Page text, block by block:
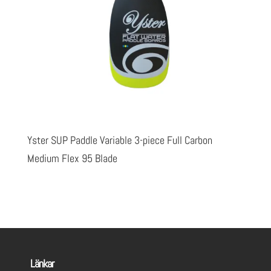
Yster SUP Paddle Variable 3-piece Full Carbon
Medium Flex 95 Blade
Länkar